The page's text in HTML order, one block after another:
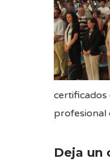
certificados
profesional
Deja un